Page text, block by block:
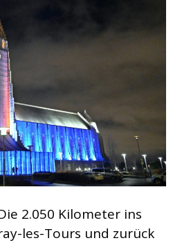
2.050 Kilometer ins
les-Tours und zurück